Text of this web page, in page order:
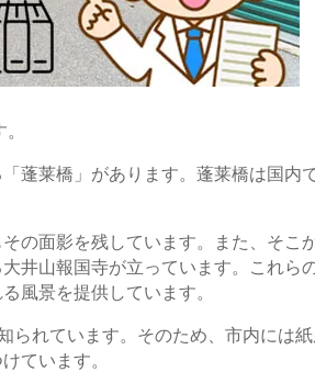
蓬莱橋」があります。蓬莱橋は国内
の面影を残しています。また、そこ
井山報国寺が立っています。これら
風景を提供しています。
られています。そのため、市内には
ています。